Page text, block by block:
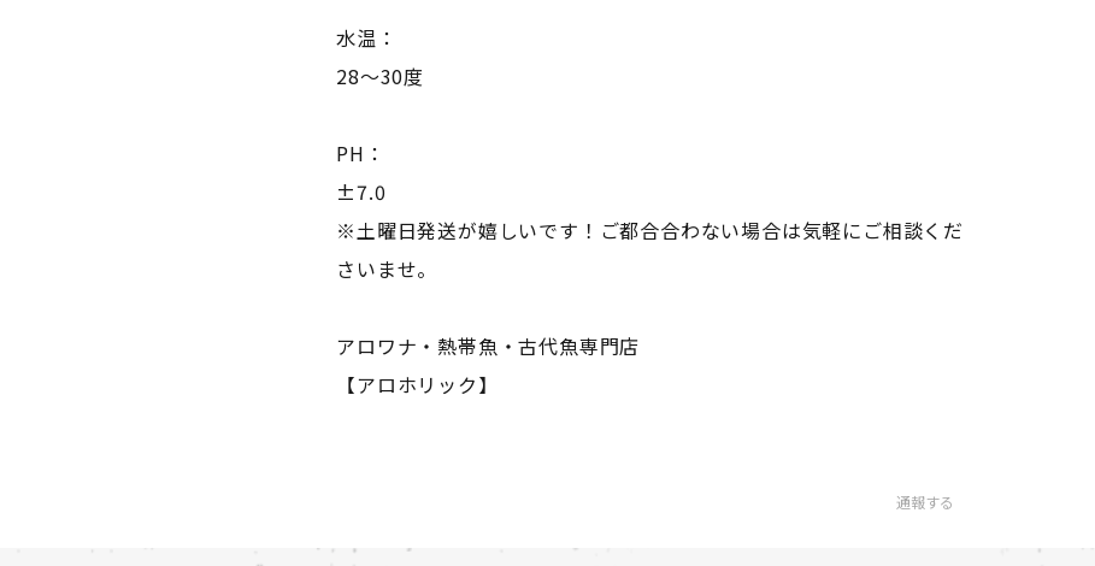
水温：
28～30度
PH：
±7.0
※土曜日発送が嬉しいです！ご都合合わない場合は気軽にご相談くだ
さいませ。
アロワナ・熱帯魚・古代魚専門店
【アロホリック】
通報する